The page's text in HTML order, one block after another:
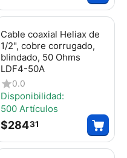
Cable coaxial Heliax de
1/2", cobre corrugado,
blindado, 50 Ohms
LDF4-50A
0.0
Disponibilidad:
500 Artículos
$28431